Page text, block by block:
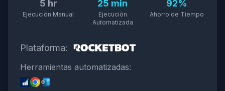
5 hr
Ejecución Manual
25 min
Ejecución
Automatizada
92%
Ahorro de Tiempo
Plataforma:
Herramientas automatizadas: